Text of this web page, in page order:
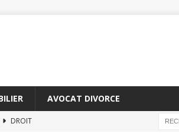
AVOCAT DIVORCE
DROIT